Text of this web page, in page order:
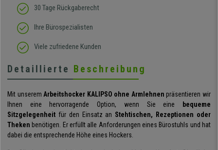
30 Tage Rückgaberecht
Ihre Bürospezialisten
Viele zufriedene Kunden
Detaillierte Beschreibung
Mit unseremArbeitshocker KALIPSO ohne Armlehnen präsentieren wir
Ihnen eine hervorragende Option, wenn Sie eine
bequeme
Sitzgelegenheit für den Einsatz an Stehtischen, Rezeptionen oder
Theken benötigen. Er erfüllt alle Anforderungen eines Bürostuhls und hat
dabei die entsprechende Höhe eines Hockers.